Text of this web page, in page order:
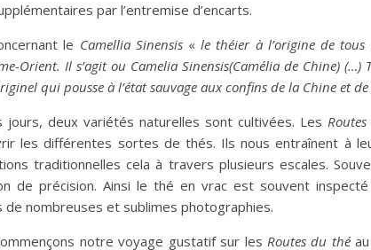
par l’entremise d’encarts.
le Camellia Sinensis«le théier à l’origine de
Orient. Il s’agit ou Camelia Sinensis(Camélia de Chine)
qui pousse à l’état sauvage aux confins de la Chine et de
jours, deux variétés naturelles sont cultivées. Les
les différentes sortes de thés. Ils nous entraînent à
traditionnelles cela à travers plusieurs escales.
de précision. Ainsi le thé en vrac est souvent
de nombreuses et sublimes photographies.
notre voyage gustatif sur les Routes du théau